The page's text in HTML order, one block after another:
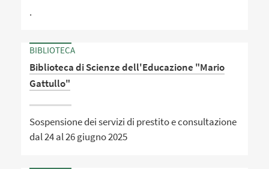
.
BIBLIOTECA
Biblioteca di Scienze dell'Educazione "Mario
Gattullo"
Sospensione dei servizi di prestito e consultazione
dal 24 al 26 giugno 2025